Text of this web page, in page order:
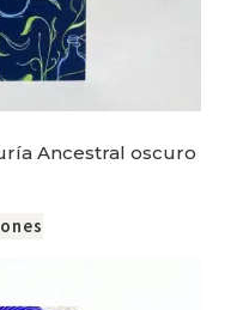
Ancestral oscuro